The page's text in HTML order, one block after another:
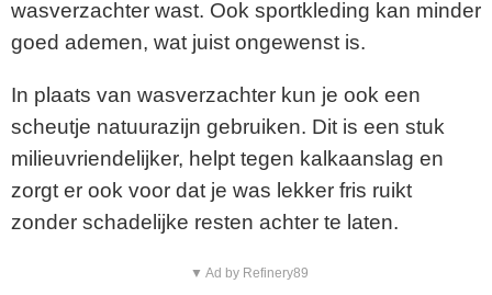
wasverzachter wast. Ook sportkleding kan minder
goed ademen, wat juist ongewenst is.
In plaats van wasverzachter kun je ook een
scheutje natuurazijn gebruiken. Dit is een stuk
milieuvriendelijker, helpt tegen kalkaanslag en
zorgt er ook voor dat je was lekker fris ruikt
zonder schadelijke resten achter te laten.
▼ Ad by Refinery89